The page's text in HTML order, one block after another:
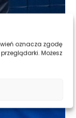
oznacza zgodę
Możesz